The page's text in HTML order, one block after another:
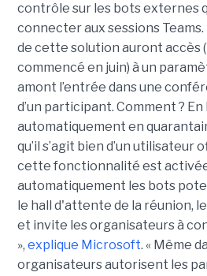
contrôle sur les bots externes
connecter aux sessions
de cette solution auront accès
commencé en juin) à un
amont l’entrée dans une
d’un participant. Comment ?
automatiquement en
qu’il s’agit bien d’un utilisateur
cette fonctionnalité est
automatiquement les bots
le hall d'attente de la réunion,
et invite les organisateurs à
», explique Microsoft. « Même
organisateurs autorisent les